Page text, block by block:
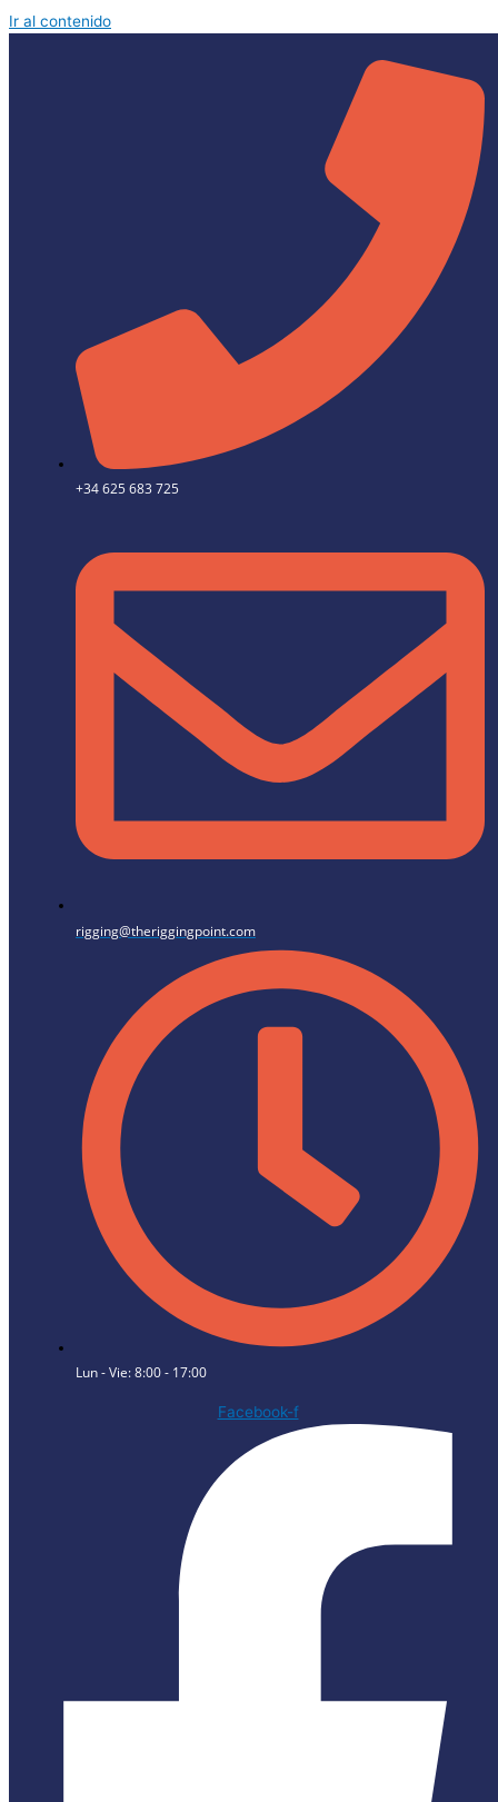
Ir al contenido
+34 625 683 725
rigging@theriggingpoint.com
Lun - Vie: 8:00 - 17:00
Facebook-f